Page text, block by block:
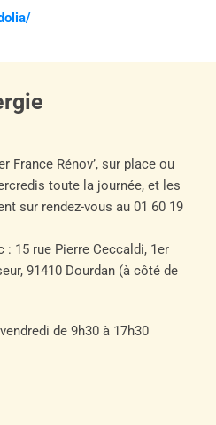
France Rénov’, sur place ou
toute la journée, et les
sur rendez-vous au 01 60 19
: 15 rue Pierre Ceccaldi, 1er
91410 Dourdan (à côté de
de 9h30 à 17h30